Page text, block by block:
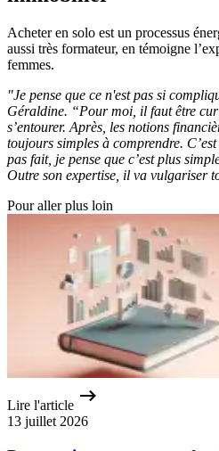
Acheter en solo est un processus
aussi très formateur, en témoigne
femmes.
"Je pense que ce n'est pas si
Géraldine. “Pour moi, il faut être
s’entourer. Après, les notions
toujours simples à comprendre.
pas fait, je pense que c’est plus
Outre son expertise, il va vulgariser
Pour aller plus loin
Lire l'article
13 juillet 2026